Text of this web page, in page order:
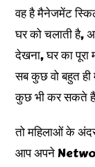
वह है मैनेजमेंट
घर को चलाती है,
देखना, घर का
सब कुछ वो बहुत
कुछ भी कर सकते
तो महिलाओं के
आप अपने